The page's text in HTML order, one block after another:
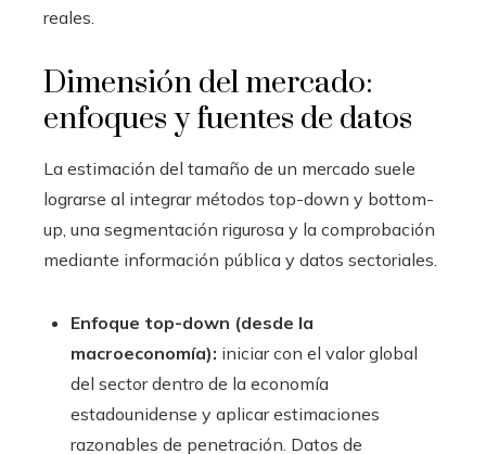
reales.
Dimensión del mercado:
enfoques y fuentes de datos
La estimación del tamaño de un mercado suele
lograrse al integrar métodos top-down y bottom-
up, una segmentación rigurosa y la comprobación
mediante información pública y datos sectoriales.
Enfoque top-down (desde la
macroeconomía): iniciar con el valor global
del sector dentro de la economía
estadounidense y aplicar estimaciones
razonables de penetración. Datos de